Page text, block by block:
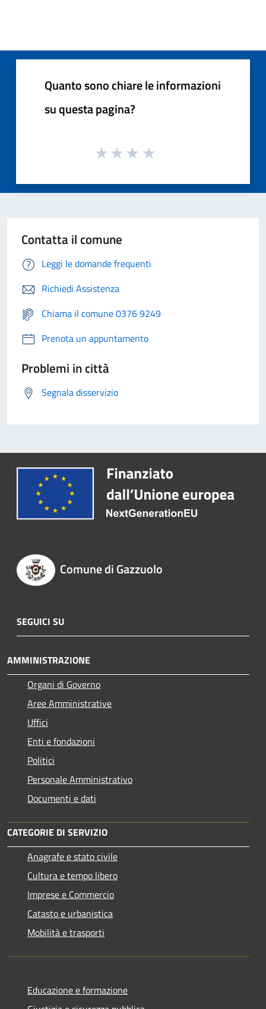
Quanto sono chiare le informazioni
su questa pagina?
Contatta il comune
Leggi le domande frequenti
Richiedi Assistenza
Chiama il comune 0376 9249
Prenota un appuntamento
Problemi in città
Segnala disservizio
Comune di Gazzuolo
SEGUICI SU
AMMINISTRAZIONE
Organi di Governo
Aree Amministrative
Uffici
Enti e fondazioni
Politici
Personale Amministrativo
Documenti e dati
CATEGORIE DI SERVIZIO
Anagrafe e stato civile
Cultura e tempo libero
Imprese e Commercio
Catasto e urbanistica
Mobilità e trasporti
Educazione e formazione